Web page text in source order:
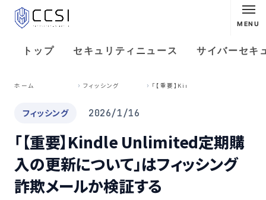
MENU
トップ セキュリティニュース サイバーセキ
ホーム フィッシング
フィッシング 2026/1/16
「【重要】Kindle Unlimited定期購
入の更新について」はフィッシング
詐欺メールか検証する